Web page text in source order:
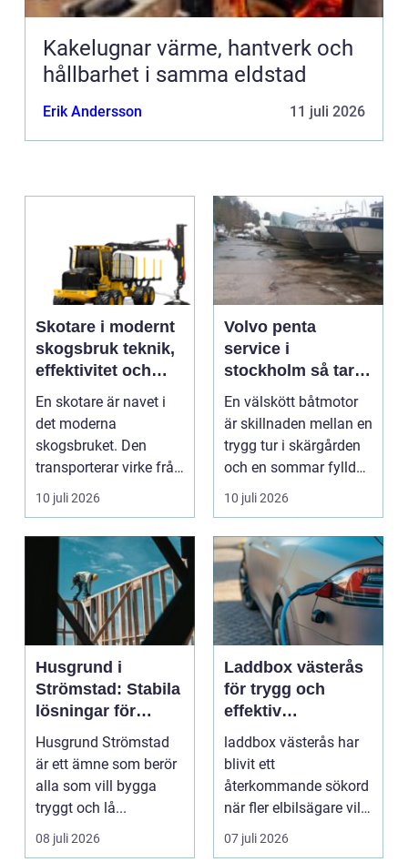
Kakelugnar värme, hantverk och
hållbarhet i samma eldstad
Erik Andersson 11 juli 2026
Skotare i modernt
skogsbruk teknik,
effektivitet och
hållbarhet
En skotare är navet i
det moderna
skogsbruket. Den
transporterar virke från
avverkningsplatsen till
10 juli 2026
Volvo penta
service i
stockholm så tar
du hand om din
båtmotor på rätt
sätt
En välskött båtmotor
är skillnaden mellan en
trygg tur i skärgården
och en sommar fylld
av ofrivilli...
10 juli 2026
Husgrund i
Strömstad: Stabila
lösningar för
boende vid kusten
Husgrund Strömstad
är ett ämne som berör
alla som vill bygga
tryggt och lå...
08 juli 2026
Laddbox västerås
för trygg och
effektiv
hemmaladdning
laddbox västerås har
blivit ett
återkommande sökord
när fler elbilsägare vill
ladda hemma på ett
säk...
07 juli 2026